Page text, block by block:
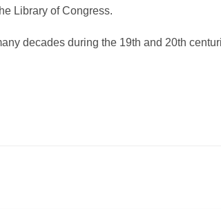
Library of Congress.
decades during the 19th and 20th